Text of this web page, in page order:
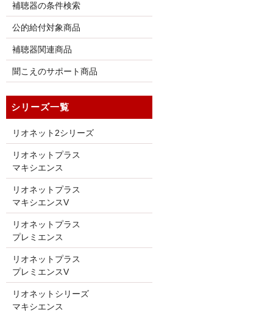
補聴器の条件検索
公的給付対象商品
補聴器関連商品
聞こえのサポート商品
シリーズ一覧
リオネット2シリーズ
リオネットプラス
マキシエンス
リオネットプラス
マキシエンスV
リオネットプラス
プレミエンス
リオネットプラス
プレミエンスV
リオネットシリーズ
マキシエンス